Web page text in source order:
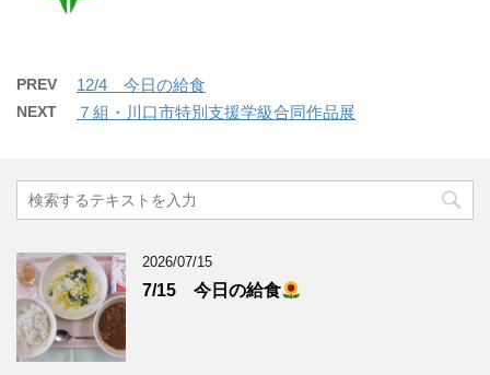
PREV 12/4 今日の給食
NEXT ７組・川口市特別支援学級合同作品展
2026/07/15
7/15 今日の給食